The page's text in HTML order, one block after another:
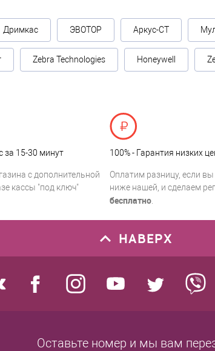
Дримкас ЭВОТОР Аркус-СТ
Zebra Technologies Honeywell
за 15-30 минут
с дополнительной
кассы "под ключ"
100% - Гарантия низких
Оплатим разницу, если вы
ниже нашей, и сделаем
бесплатно
НАВЕРХ
Оставьте номер и мы вам